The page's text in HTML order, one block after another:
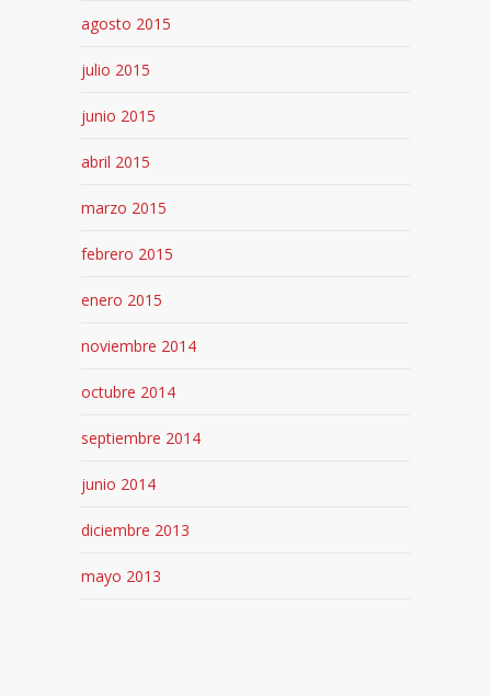
agosto 2015
julio 2015
junio 2015
abril 2015
marzo 2015
febrero 2015
enero 2015
noviembre 2014
octubre 2014
septiembre 2014
junio 2014
diciembre 2013
mayo 2013